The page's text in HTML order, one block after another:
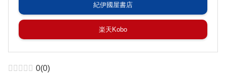
紀伊國屋書店
楽天Kobo
0(0)